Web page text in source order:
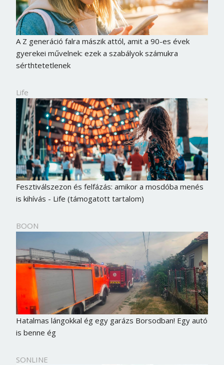
A Z generáció falra mászik attól, amit a 90-es évek
gyerekei művelnek: ezek a szabályok számukra
sérthtetetlenek
Life
Fesztiválszezon és felfázás: amikor a mosdóba menés
is kihívás - Life (támogatott tartalom)
BOON
Hatalmas lángokkal ég egy garázs Borsodban! Egy autó
is benne ég
SONLINE